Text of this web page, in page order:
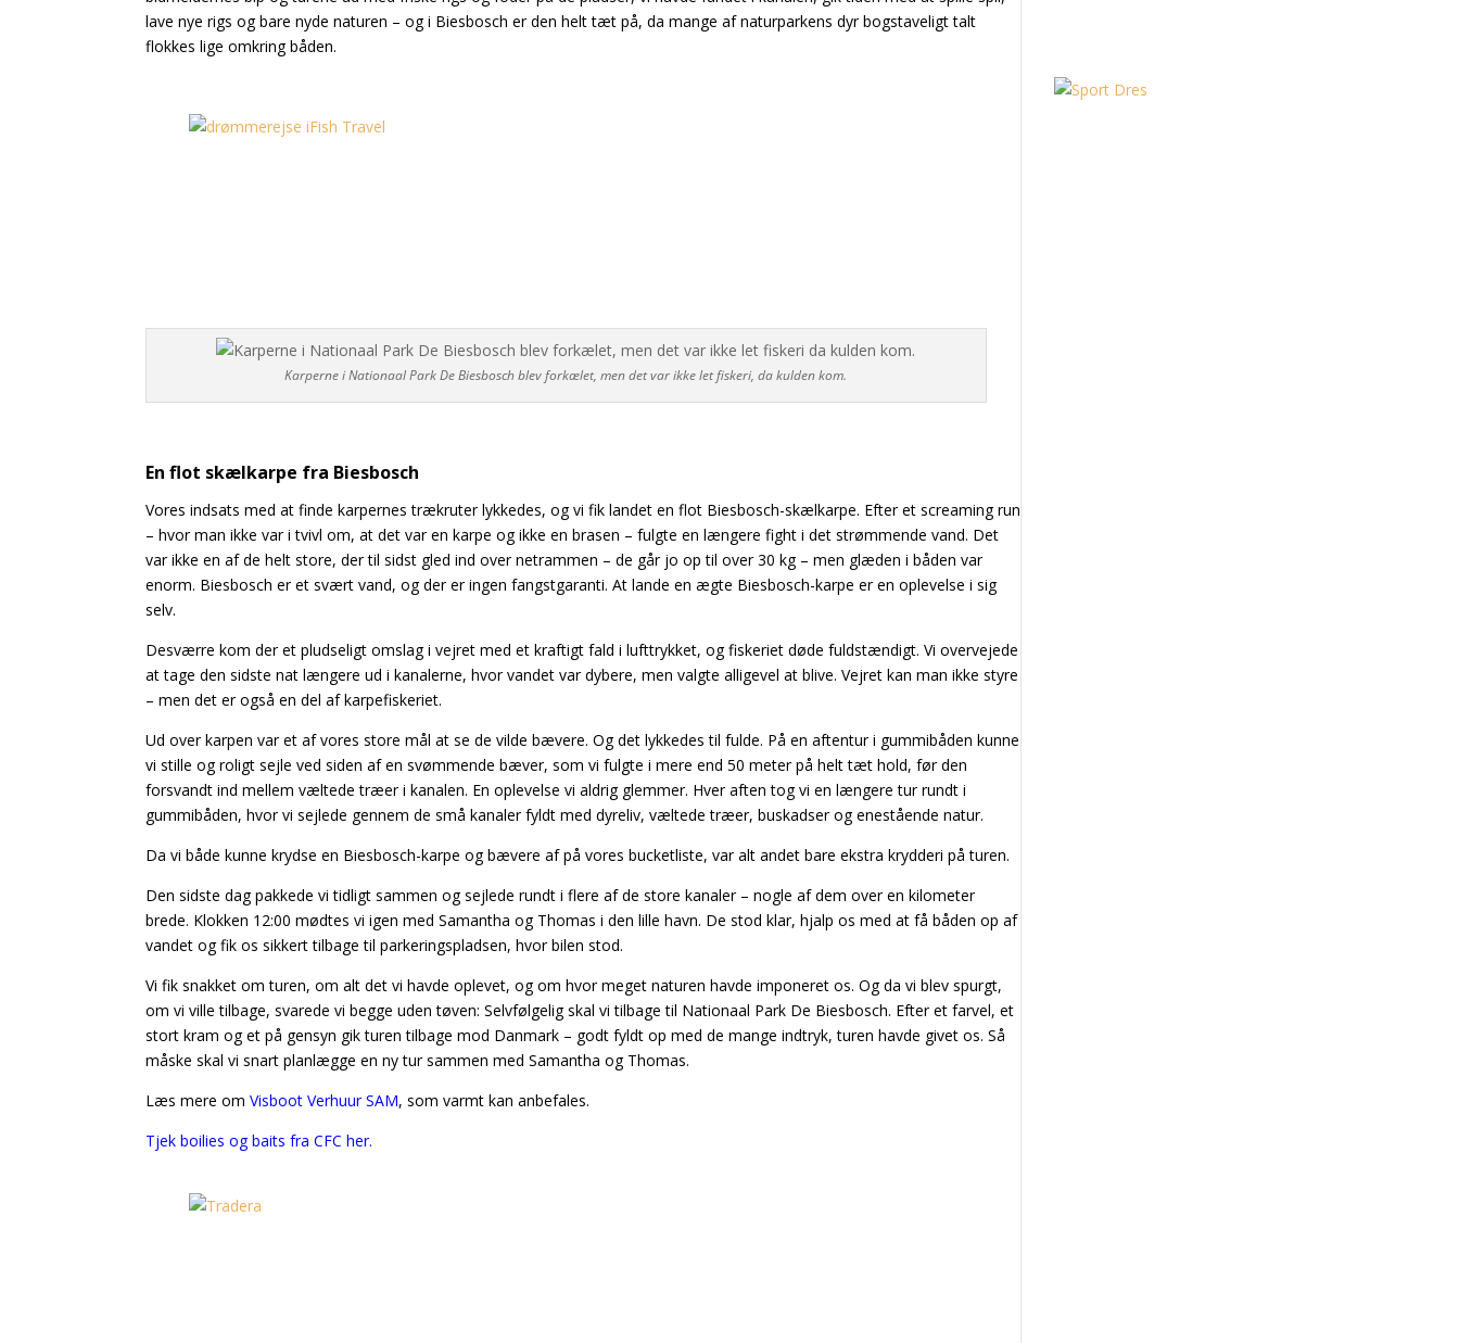
lave nye rigs og bare nyde naturen – og i Biesbosch er den helt tæt på, da mange af naturparkens dyr bogstaveligt talt
flokkes lige omkring båden.
Karperne i Nationaal Park De Biesbosch blev forkælet, men det var ikke let fiskeri, da kulden kom.
En flot skælkarpe fra Biesbosch
Vores indsats med at finde karpernes trækruter lykkedes, og vi fik landet en flot Biesbosch-skælkarpe. Efter et screaming run
– hvor man ikke var i tvivl om, at det var en karpe og ikke en brasen – fulgte en længere fight i det strømmende vand. Det
var ikke en af de helt store, der til sidst gled ind over netrammen – de går jo op til over 30 kg – men glæden i båden var
enorm. Biesbosch er et svært vand, og der er ingen fangstgaranti. At lande en ægte Biesbosch-karpe er en oplevelse i sig
selv.
Desværre kom der et pludseligt omslag i vejret med et kraftigt fald i lufttrykket, og fiskeriet døde fuldstændigt. Vi overvejede
at tage den sidste nat længere ud i kanalerne, hvor vandet var dybere, men valgte alligevel at blive. Vejret kan man ikke styre
– men det er også en del af karpefiskeriet.
Ud over karpen var et af vores store mål at se de vilde bævere. Og det lykkedes til fulde. På en aftentur i gummibåden kunne
vi stille og roligt sejle ved siden af en svømmende bæver, som vi fulgte i mere end 50 meter på helt tæt hold, før den
forsvandt ind mellem væltede træer i kanalen. En oplevelse vi aldrig glemmer. Hver aften tog vi en længere tur rundt i
gummibåden, hvor vi sejlede gennem de små kanaler fyldt med dyreliv, væltede træer, buskadser og enestående natur.
Da vi både kunne krydse en Biesbosch-karpe og bævere af på vores bucketliste, var alt andet bare ekstra krydderi på turen.
Den sidste dag pakkede vi tidligt sammen og sejlede rundt i flere af de store kanaler – nogle af dem over en kilometer
brede. Klokken 12:00 mødtes vi igen med Samantha og Thomas i den lille havn. De stod klar, hjalp os med at få båden op af
vandet og fik os sikkert tilbage til parkeringspladsen, hvor bilen stod.
Vi fik snakket om turen, om alt det vi havde oplevet, og om hvor meget naturen havde imponeret os. Og da vi blev spurgt,
om vi ville tilbage, svarede vi begge uden tøven: Selvfølgelig skal vi tilbage til Nationaal Park De Biesbosch. Efter et farvel, et
stort kram og et på gensyn gik turen tilbage mod Danmark – godt fyldt op med de mange indtryk, turen havde givet os. Så
måske skal vi snart planlægge en ny tur sammen med Samantha og Thomas.
Læs mere omVisboot Verhuur SAM, som varmt kan anbefales.
Tjek boilies og baits fra CFC her.